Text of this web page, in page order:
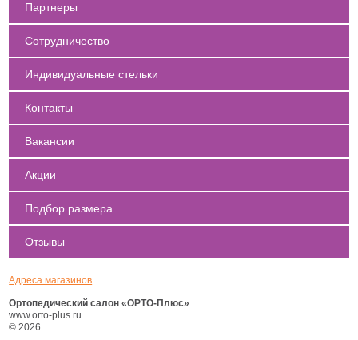
Партнеры
Сотрудничество
Индивидуальные стельки
Контакты
Вакансии
Акции
Подбор размера
Отзывы
Адреса магазинов
Ортопедический салон «ОРТО-Плюс»
www.orto-plus.ru
© 2026